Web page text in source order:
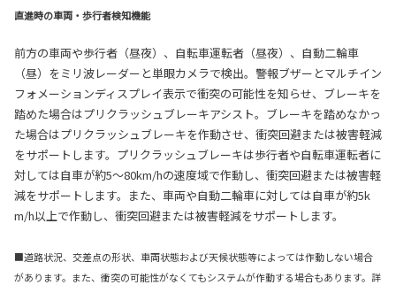
直進時の車両・歩行者検知機能
前方の車両や歩行者（昼夜）、自転車運転者（昼夜）、自動二輪車
（昼）をミリ波レーダーと単眼カメラで検出。警報ブザーとマルチイン
フォメーションディスプレイ表示で衝突の可能性を知らせ、ブレーキを
踏めた場合はプリクラッシュブレーキアシスト。ブレーキを踏めなかっ
た場合はプリクラッシュブレーキを作動させ、衝突回避または被害軽減
をサポートします。プリクラッシュブレーキは歩行者や自転車運転者に
対しては自車が約5〜80km/hの速度域で作動し、衝突回避または被害軽
減をサポートします。また、車両や自動二輪車に対しては自車が約5k
m/h以上で作動し、衝突回避または被害軽減をサポートします。
■道路状況、交差点の形状、車両状態および天候状態等によっては作動しない場合
があります。また、衝突の可能性がなくてもシステムが作動する場合もあります。詳